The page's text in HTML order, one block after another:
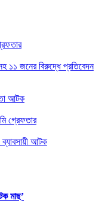
১১ জনের বিরুদ্ধে প্রতিবেদন
আটক
গ্রেফতার
আটক
মাছ’